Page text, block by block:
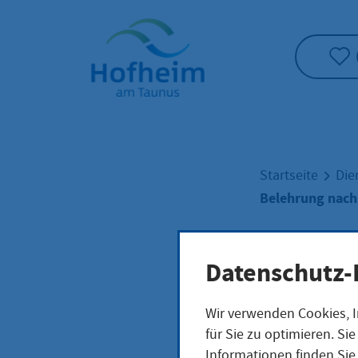
Startseite"
Startseite
Belehrung
Wir verwenden
für Sie zu optimieren.